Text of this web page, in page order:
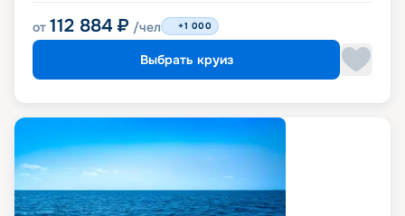
от 112 884 ₽ /чел +1 000
Выбрать круиз